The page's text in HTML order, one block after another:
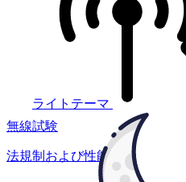
ライトテーマ
無線試験
法規制および性能試験